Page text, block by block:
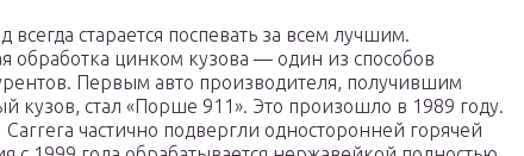
всегда старается поспевать за всем лучшим.
обработка цинком кузова — один из способов
Первым авто производителя, получившим
кузов, стал «Порше 911». Это произошло в 1989 году.
частично подвергли односторонней горячей